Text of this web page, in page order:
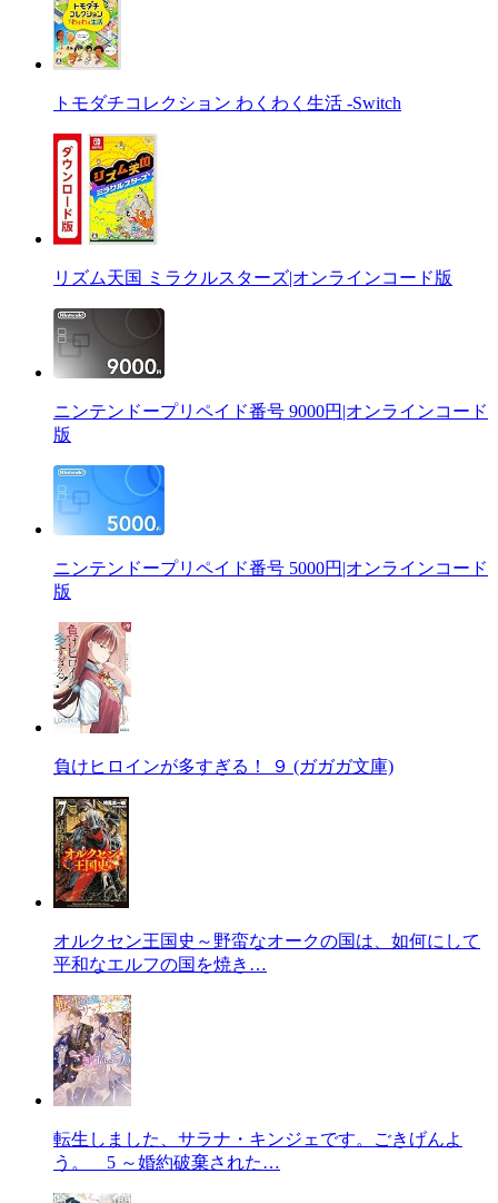
トモダチコレクション わくわく生活 -Switch
リズム天国 ミラクルスターズ|オンラインコード版
ニンテンドープリペイド番号 9000円|オンラインコード
版
ニンテンドープリペイド番号 5000円|オンラインコード
版
負けヒロインが多すぎる！ ９ (ガガガ文庫)
オルクセン王国史～野蛮なオークの国は、如何にして
平和なエルフの国を焼き…
転生しました、サラナ・キンジェです。ごきげんよ
う。 5 ～婚約破棄された…